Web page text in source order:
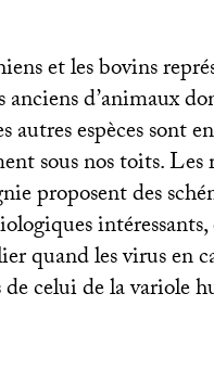
et les bovins
anciens d’animaux
autres espèces sont
sous nos toits. Les
proposent des
intéressants,
quand les virus en
de celui de la variole